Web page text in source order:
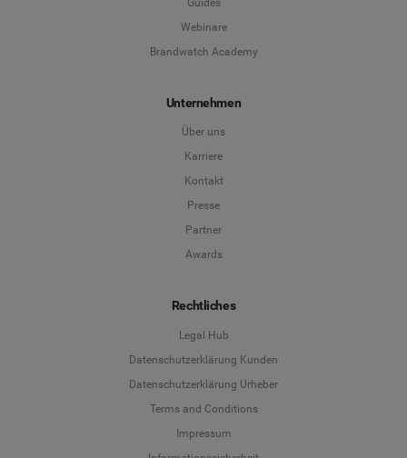
Guides
Webinare
Brandwatch Academy
Unternehmen
Über uns
Karriere
Kontakt
Presse
Partner
Awards
Rechtliches
Legal Hub
Datenschutzerklärung Kunden
Datenschutzerklärung Urheber
Terms and Conditions
Impressum